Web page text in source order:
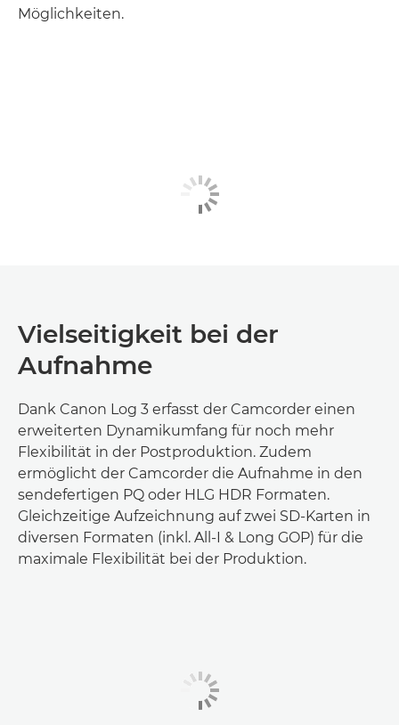
Möglichkeiten.
Vielseitigkeit bei der
Aufnahme
Dank Canon Log 3 erfasst der Camcorder einen
erweiterten Dynamikumfang für noch mehr
Flexibilität in der Postproduktion. Zudem
ermöglicht der Camcorder die Aufnahme in den
sendefertigen PQ oder HLG HDR Formaten.
Gleichzeitige Aufzeichnung auf zwei SD-Karten in
diversen Formaten (inkl. All-I & Long GOP) für die
maximale Flexibilität bei der Produktion.